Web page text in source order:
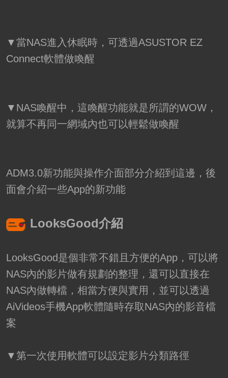
▼當NAS進入休眠時，可透過ASUSTOR EZ
Connect軟體做喚醒
▼NAS喚醒中，這喚醒功能就是所謂的WOW，
就算不再同一網域內也可以輕鬆做喚醒
ADM3.0新功能與操作介面部分介紹到這邊，後
面會介紹一些App的新功能
LooksGood介紹
LooksGood是個非常不錯且方便的App，可以將
NAS內的影片做有規劃的整理，還可以直接在
NAS內做轉檔，相當方便與實用，並可以透過
AiVideos手機App軟體隨時存取NAS內的影音檔
案
▼第一次使用軟體可以設定影片分類路徑